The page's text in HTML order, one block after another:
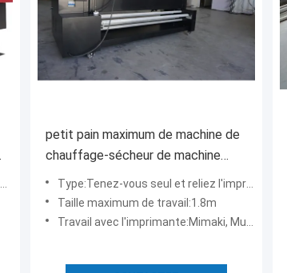
petit pain maximum de machine de
chauffage-sécheur de machine
d'impression de Digital de taille de
travail de 1.8m à rouler
Type:Tenez-vous seul et reliez l'imprimante
Taille maximum de travail:1.8m
Travail avec l'imprimante:Mimaki, Mutoh, Roland et toute autre imprimante